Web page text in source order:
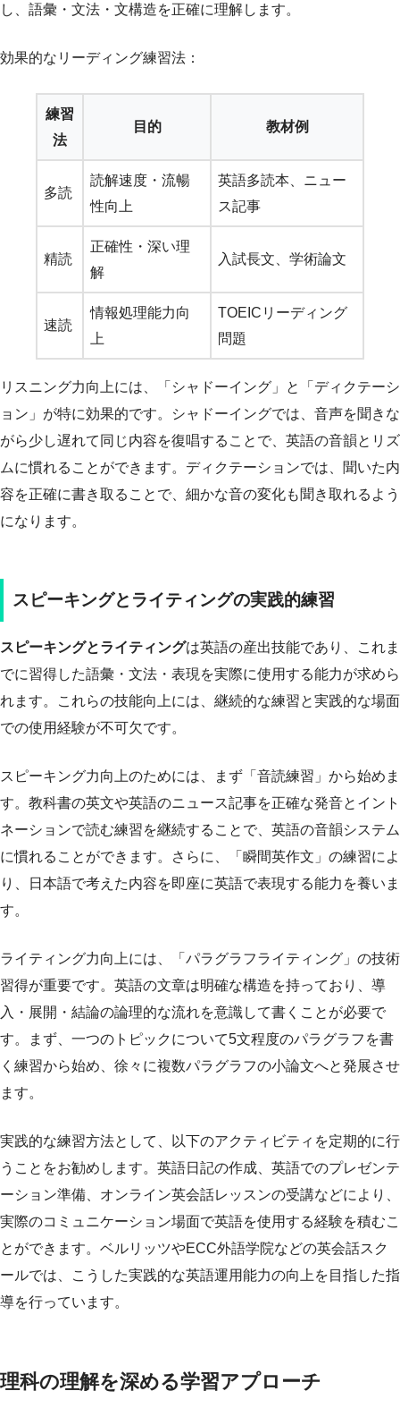
し、語彙・文法・文構造を正確に理解します。
効果的なリーディング練習法：
練習
法
目的 教材例
多読
読解速度・流暢
性向上
英語多読本、ニュー
ス記事
精読
正確性・深い理
解
入試長文、学術論文
速読
情報処理能力向
上
TOEICリーディング
問題
リスニング力向上には、「シャドーイング」と「ディクテーシ
ョン」が特に効果的です。シャドーイングでは、音声を聞きな
がら少し遅れて同じ内容を復唱することで、英語の音韻とリズ
ムに慣れることができます。ディクテーションでは、聞いた内
容を正確に書き取ることで、細かな音の変化も聞き取れるよう
になります。
スピーキングとライティングの実践的練習
スピーキングとライティングは英語の産出技能であり、これま
でに習得した語彙・文法・表現を実際に使用する能力が求めら
れます。これらの技能向上には、継続的な練習と実践的な場面
での使用経験が不可欠です。
スピーキング力向上のためには、まず「音読練習」から始めま
す。教科書の英文や英語のニュース記事を正確な発音とイント
ネーションで読む練習を継続することで、英語の音韻システム
に慣れることができます。さらに、「瞬間英作文」の練習によ
り、日本語で考えた内容を即座に英語で表現する能力を養いま
す。
ライティング力向上には、「パラグラフライティング」の技術
習得が重要です。英語の文章は明確な構造を持っており、導
入・展開・結論の論理的な流れを意識して書くことが必要で
す。まず、一つのトピックについて5文程度のパラグラフを書
く練習から始め、徐々に複数パラグラフの小論文へと発展させ
ます。
実践的な練習方法として、以下のアクティビティを定期的に行
うことをお勧めします。英語日記の作成、英語でのプレゼンテ
ーション準備、オンライン英会話レッスンの受講などにより、
実際のコミュニケーション場面で英語を使用する経験を積むこ
とができます。ベルリッツやECC外語学院などの英会話スク
ールでは、こうした実践的な英語運用能力の向上を目指した指
導を行っています。
理科の理解を深める学習アプローチ